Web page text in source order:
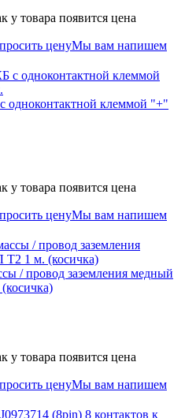
товара появится цена
ценуМы вам напишем
одноконтактной клеммой "+"
товара появится цена
ценуМы вам напишем
/ провод заземления медный
товара появится цена
ценуМы вам напишем